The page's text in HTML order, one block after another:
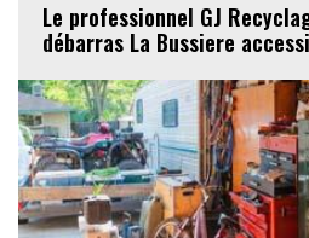
Le professionnel GJ
débarras La Bussiere